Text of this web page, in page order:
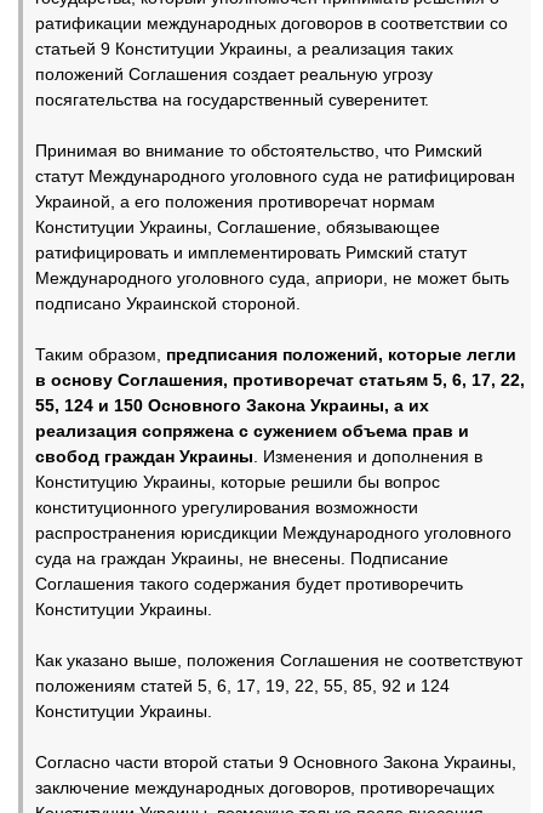
ратификации международных договоров в соответствии со
статьей 9 Конституции Украины, а реализация таких
положений Соглашения создает реальную угрозу
посягательства на государственный суверенитет.
Принимая во внимание то обстоятельство, что Римский
статут Международного уголовного суда не ратифицирован
Украиной, а его положения противоречат нормам
Конституции Украины, Соглашение, обязывающее
ратифицировать и имплементировать Римский статут
Международного уголовного суда, априори, не может быть
подписано Украинской стороной.
Таким образом, предписания положений, которые легли
в основу Соглашения, противоречат статьям 5, 6, 17, 22,
55, 124 и 150 Основного Закона Украины, а их
реализация сопряжена с сужением объема прав и
свобод граждан Украины . Изменения и дополнения в
Конституцию Украины, которые решили бы вопрос
конституционного урегулирования возможности
распространения юрисдикции Международного уголовного
суда на граждан Украины, не внесены. Подписание
Соглашения такого содержания будет противоречить
Конституции Украины.
Как указано выше, положения Соглашения не соответствуют
положениям статей 5, 6, 17, 19, 22, 55, 85, 92 и 124
Конституции Украины.
Согласно части второй статьи 9 Основного Закона Украины,
заключение международных договоров, противоречащих